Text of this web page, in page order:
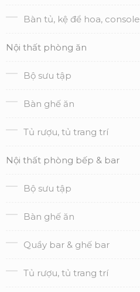
Bàn tủ, kệ để hoa, console
Nội thất phòng ăn
Bộ sưu tập
Bàn ghế ăn
Tủ rượu, tủ trang trí
Nội thất phòng bếp & bar
Bộ sưu tập
Bàn ghế ăn
Quầy bar & ghế bar
Tủ rượu, tủ trang trí